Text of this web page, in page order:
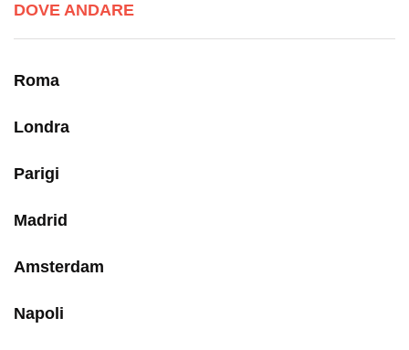
DOVE ANDARE
Roma
Londra
Parigi
Madrid
Amsterdam
Napoli